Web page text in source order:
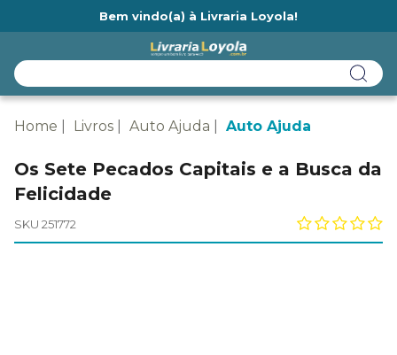
Bem vindo(a) à Livraria Loyola!
Home Livros Auto Ajuda Auto Ajuda
Os Sete Pecados Capitais e a Busca da
Felicidade
SKU 251772